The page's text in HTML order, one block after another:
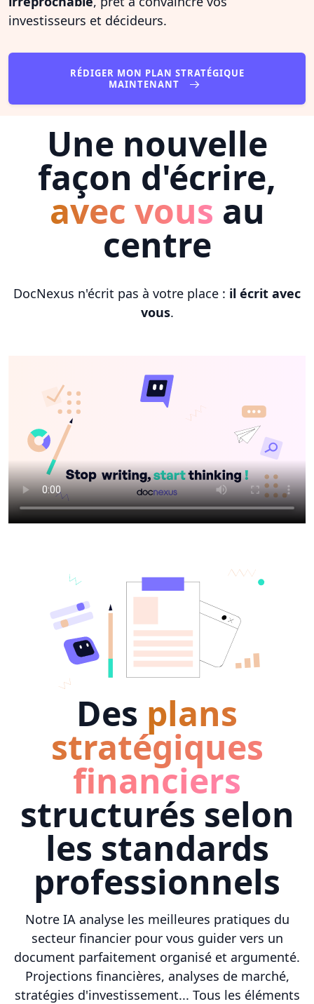
investisseurs et décideurs.
RÉDIGER MON PLAN STRATÉGIQUE
MAINTENANT
Une nouvelle
façon d'écrire,
avec vous au
centre
DocNexus n'écrit pas à votre place : il écrit avec
vous.
Des plans
stratégiques
financiers
structurés selon
les standards
professionnels
Notre IA analyse les meilleures pratiques du
secteur financier pour vous guider vers un
document parfaitement organisé et argumenté.
Projections financières, analyses de marché,
stratégies d'investissement... Tous les éléments